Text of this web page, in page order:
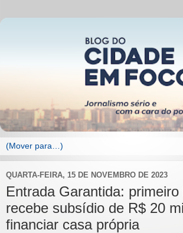
QUARTA-FEIRA, 15 DE NOVEMBRO DE 2023
Entrada Garantida:
recebe subsídio de R$ 20
financiar casa própria